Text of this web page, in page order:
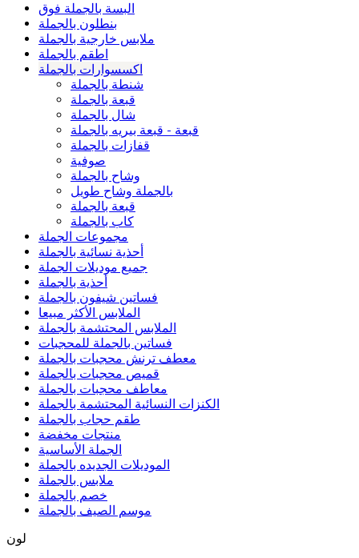
البسة بالجملة فوق
بنطلون بالجملة
ملابس خارجية بالجملة
اطقم بالجملة
اكسسوارات بالجملة
شنطة بالجملة
قبعة بالجملة
شال بالجملة
قبعة - قبعة بيريه بالجملة
قفازات بالجملة
صوفية
وشاح بالجملة
بالجملة وشاح طويل
قبعة بالجملة
كاب بالجملة
مجموعات الجملة
أحذية نسائية بالجملة
جميع موديلات الجملة
أحذية بالجملة
فساتين شيفون بالجملة
الملابس الأكثر مبيعا
الملابس المحتشمة بالجملة
فساتين بالجملة للمحجبات
معطف ترنش محجبات بالجملة
قميص محجبات بالجملة
معاطف محجبات بالجملة
الكنزات النسائية المحتشمة بالجملة
طقم حجاب بالجملة
منتجات مخفضة
الجملة الأساسية
الموديلات الجديده بالجملة
ملابس بالجملة
خصم بالجملة
موسم الصيف بالجملة
لون